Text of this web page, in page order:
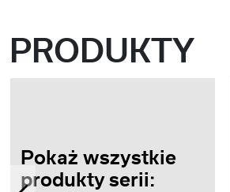
PRODUKTY
Pokaż wszystkie
produkty serii: